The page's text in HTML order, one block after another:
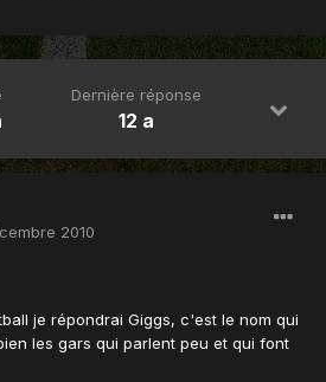
Dernière réponse
12 a
2010
je répondrai Giggs, c'est le nom qui
les gars qui parlent peu et qui font